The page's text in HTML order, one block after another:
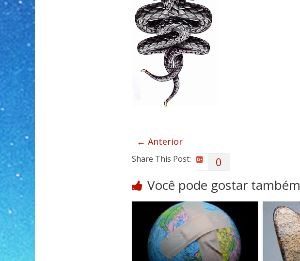
← Anterior
Share This Post: 0
Você pode gostar também